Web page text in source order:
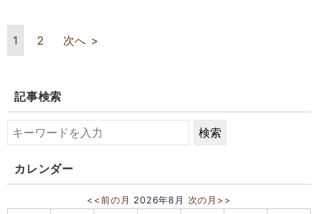
1 2 次へ >
記事検索
カレンダー
<<前の月 2026年8月 次の月>>